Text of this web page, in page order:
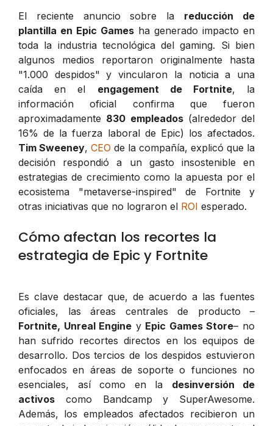
El reciente anuncio sobre la reducción de
plantilla en Epic Games ha generado impacto en
toda la industria tecnológica del gaming. Si bien
algunos medios reportaron originalmente hasta
"1.000 despidos" y vincularon la noticia a una
caída en el engagement de Fortnite, la
información oficial confirma que fueron
aproximadamente 830 empleados(alrededor del
16% de la fuerza laboral de Epic) los afectados.
Tim Sweeney, CEO de la compañía, explicó que la
decisión respondió a un gasto insostenible en
estrategias de crecimiento como la apuesta por el
ecosistema "metaverse-inspired" de Fortnite y
otras iniciativas que no lograron el ROI esperado.
Cómo afectan los recortes la
estrategia de Epic y Fortnite
Es clave destacar que, de acuerdo a las fuentes
oficiales, las áreas centrales de producto –
Fortnite, Unreal Engine y Epic Games Store– no
han sufrido recortes directos en los equipos de
desarrollo. Dos tercios de los despidos estuvieron
enfocados en áreas de soporte o funciones no
esenciales, así como en la desinversión de
activos como Bandcamp y SuperAwesome.
Además, los empleados afectados recibieron un